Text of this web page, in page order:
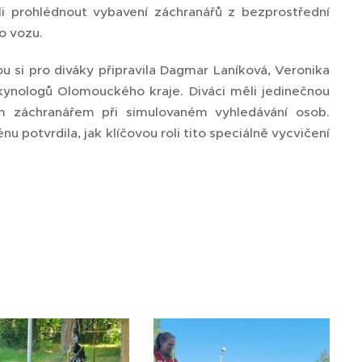
vybavení záchranářů z bezprostřední
vozu.
si pro diváky připravila Dagmar Laníková, Veronika
Olomouckého kraje. Diváci měli jedinečnou
při simulovaném vyhledávání osob.
potvrdila, jak klíčovou roli tito speciálně vycvičení